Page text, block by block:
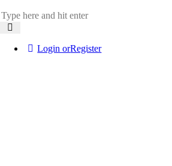
Login orRegister